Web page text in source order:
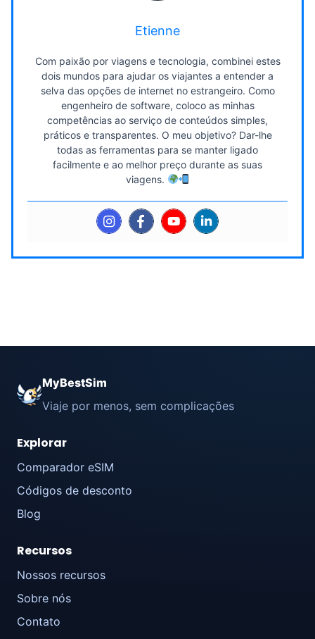
Etienne
Com paixão por viagens e tecnologia, combinei estes
dois mundos para ajudar os viajantes a entender a
selva das opções de internet no estrangeiro. Como
engenheiro de software, coloco as minhas
competências ao serviço de conteúdos simples,
práticos e transparentes. O meu objetivo? Dar-lhe
todas as ferramentas para se manter ligado
facilmente e ao melhor preço durante as suas
viagens.
MyBestSim
Viaje por menos, sem complicações
Explorar
Comparador eSIM
Códigos de desconto
Blog
Recursos
Nossos recursos
Sobre nós
Contato